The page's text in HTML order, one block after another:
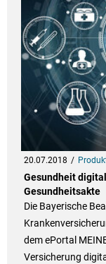
20.07.2018
Gesundheit
Gesundheitsakte
Die Bayerische
dem ePortal
Versicherung